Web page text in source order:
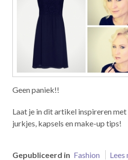
Geen paniek!!
Laat je in dit artikel inspireren
jurkjes, kapsels en make-up tips!
Gepubliceerd in Fashion Lees